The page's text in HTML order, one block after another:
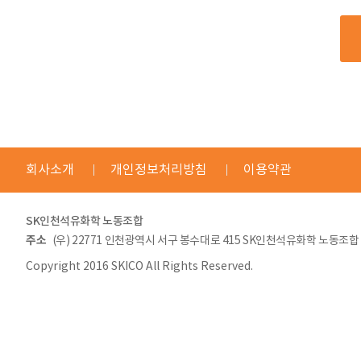
회사소개 개인정보처리방침 이용약관
SK인천석유화학 노동조합
주소 (우) 22771 인천광역시 서구 봉수대로 415 SK인천석유화학 노동조합
Copyright 2016 SKICO All Rights Reserved.